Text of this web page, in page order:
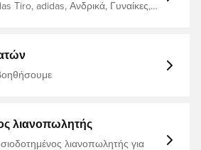
Tiro, adidas, Ανδρικά, Γυναίκες,
λιανοπωλητής
λιανοπωλητής για